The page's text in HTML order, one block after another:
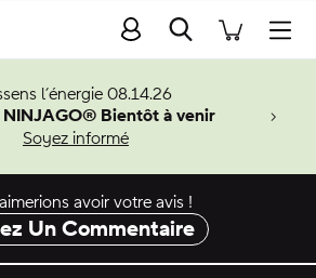
Recherche
l’énergie 08.14.26
Bientôt à venir
Soyez informé
avoir votre avis !
Un Commentaire